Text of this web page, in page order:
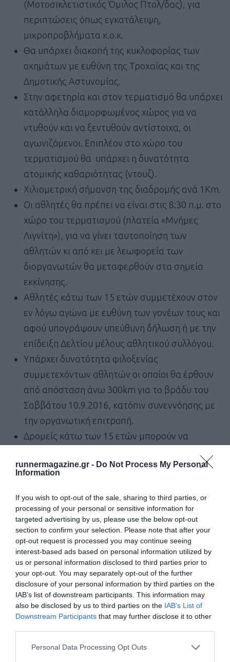
runnermagazine.gr - Do Not Process My Personal
Information
If you wish to opt-out of the sale, sharing to third parties, or
processing of your personal or sensitive information for
targeted advertising by us, please use the below opt-out
section to confirm your selection. Please note that after your
opt-out request is processed you may continue seeing
interest-based ads based on personal information utilized by
us or personal information disclosed to third parties prior to
your opt-out. You may separately opt-out of the further
disclosure of your personal information by third parties on the
IAB’s list of downstream participants. This information may
also be disclosed by us to third parties on the IAB’s List of
Downstream Participants that may further disclose it to other
Personal Data Processing Opt Outs
(Μοτοσικλετιστικός Όμιλος Πτολ/δας), για
περιπτώσεις όπως εγκατάλειψη,
μικροπροβλήματα κ.ο.κ.
Θα υπάρχει διακοπή της κυκλοφορίας των
οχημάτων με ευθύνη της Τροχαίας και της
Δημοτικής Αστυνομίας.
Στην αφετηρία και στον τερματισμό θα υπάρχει
κατάλληλα διαμορφωμένος χώρος για να
ντυθούν και να ξεντυθούν αντίστοιχα, οι
αγωνιζόμενοι. Επιπλέον στο χώρο του
τερματισμού θα υπάρχει η δυνατότητα
ατομικής καθαριότητας (ντουζ).
Χιλιομετρική σήμανση της διαδρομής ανά 1Km.
Οι αθλητές θα πρέπει να είναι στις 8:30 π.μ. στο
χώρο του τερματισμού (πλατεία «Μνήμες
Λιγνίτη»), για να γίνει ταυτοποίηση των
αθλητών κι από κει με λεωφορεία των
διοργανωτών θα μεταφερθούν στα σημεία
εκκίνησης.
Αθλητές κάτω των 15 ετών συμμετέχουν στον
εν λόγω αγώνα με ευθύνη των γονέων τους και
αφού υπογράψουν υπεύθυνη δήλωση ή με την
επίδειξη Δελτίου μέλους αθλητικού συλλόγου.
Υπάρχει δυνατότητα φιλοξενίας
συμμετεχόντων αθλητών οι οποίοι θα έρθουν
από απόσταση άνω 300km για το βράδυ του
Σαββάτου 10.9.2016, κατόπιν συνεννόησης με
την οργανωτική επιτροπή.
Δρομείς κάτω των 15 ετών μπορούν να
συλλόγου που ανήκουν ή έγγραφη δήλωση
Δηλώσεις συμμετοχής:Δήλωση συμμετοχής μπορούν να
βρουν οι ενδιαφερόμενοι στα γραφεία του Σωματείου, Β.
Κων/νου 4 (1Ος όροφος), στα κατά τόπους σωματειακά
παραρτήματα, στο περίπτερο του σωματείου που θα στηθεί
στην πλατεία, αλλά και στην ηλεκτρονική μας σελίδα
www.spartakos-dei.gr, ενώ μπορούν να υποβάλουν τη
δήλωση συμμετοχής αποστέλλοντας την και με φαξ στο
νούμερο 2463021213 και μέσω email στοinfo@spartakos-
dei.grέως 06-09-2016. Παρακαλούμε να τηρηθεί η πιο
πάνω ημερομηνία, διευκολύνει την καλύτερη οργάνωση του